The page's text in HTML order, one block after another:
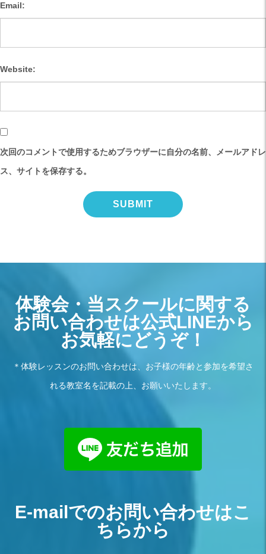
Email:
Website:
次回のコメントで使用するためブラウザーに自分の名前、メールアドレ
ス、サイトを保存する。
体験会・当スクールに関する
お問い合わせは公式LINEから
お気軽にどうぞ！
＊体験レッスンのお問い合わせは、お子様の年齢と参加を希望さ
れる教室名を記載の上、お願いいたします。
E-mailでのお問い合わせはこ
ちらから